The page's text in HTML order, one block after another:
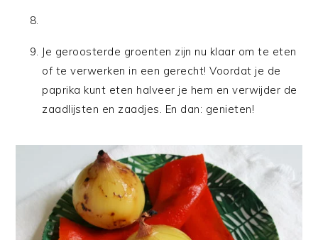
Je geroosterde groenten zijn nu klaar om te eten
of te verwerken in een gerecht! Voordat je de
paprika kunt eten halveer je hem en verwijder de
zaadlijsten en zaadjes. En dan: genieten!